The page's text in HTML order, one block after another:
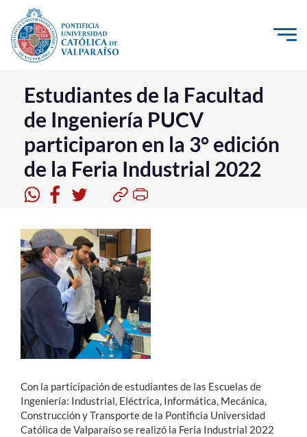
Click acá para ir directamente al contenido
La Universidad
Investigación, Creación e Innovación
PUCV Internacional
Vinculación con el Medio
Pregrado
Postgrado
Formación Continua
Estudiantes
Funcionarios
Alumni
Estudiantes de la Facultad
de Ingeniería PUCV
participaron en la 3° edición
de la Feria Industrial 2022
Con la participación de estudiantes de las Escuelas de
Ingeniería: Industrial, Eléctrica, Informática, Mecánica,
Construcción y Transporte de la Pontificia Universidad
Católica de Valparaíso se realizó la Feria Industrial 2022